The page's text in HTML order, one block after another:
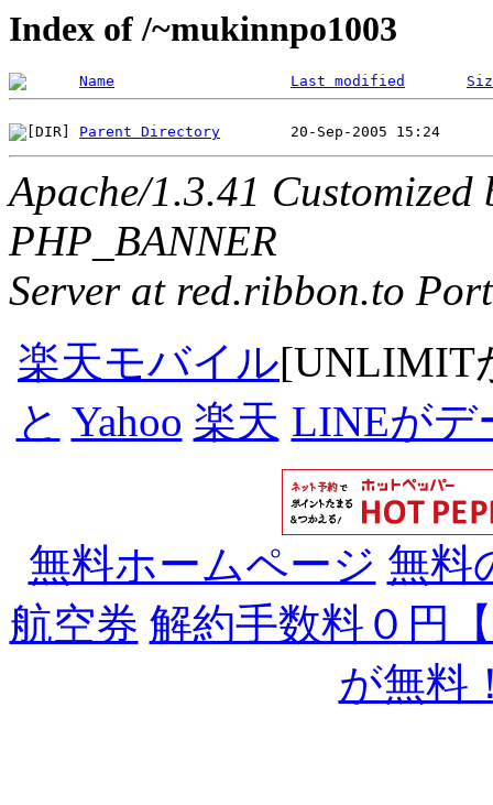
Index of /~mukinnpo1003
Name Last modified
Parent Directory
Apache/1.3.41 Customized
PHP_BANNER
Server at red.ribbon.to
楽天モバイル[UNLIMIT
と Yahoo 楽天 LINEがデ
無料ホームページ 無料
航空券 解約手数料０円
が無料